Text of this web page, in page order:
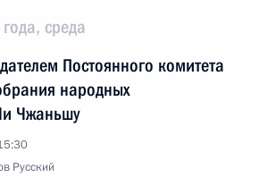
среда
Постоянного комитета
народных
Чжаньшу
Русский